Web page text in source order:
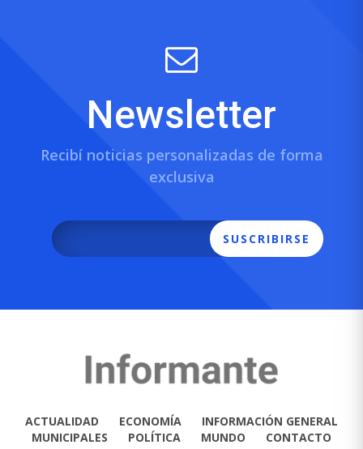
Newsletter
Recibí noticias personalizadas de forma
exclusiva
SUSCRIBIRSE
ACTUALIDAD ECONOMÍA
INFORMACIÓN GENERAL
MUNICIPALES
POLÍTICA MUNDO CONTACTO